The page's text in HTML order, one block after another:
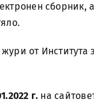
сборник,
от
г. на